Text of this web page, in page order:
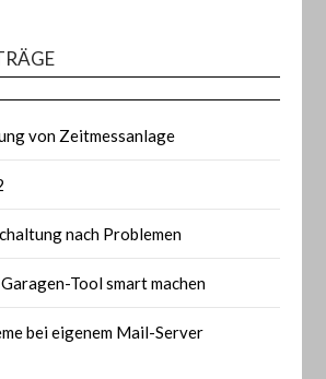
von Zeitmessanlage
nach Problemen
Tool smart machen
bei eigenem Mail-Server